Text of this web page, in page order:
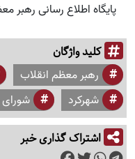
پایگاه اطلاع رسانی رهبر
کلید واژگان
رهبر معظم انقلاب
شهرکرد
اشتراک گذاری خبر